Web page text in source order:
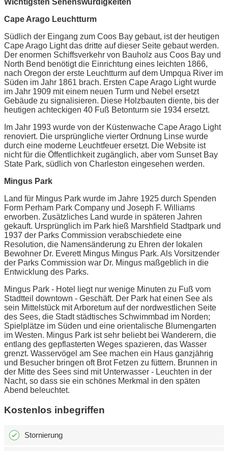
Wichtigsten Sehenswürdigkeiten
Cape Arago Leuchtturm
Südlich der Eingang zum Coos Bay gebaut, ist der heutigen
Cape Arago Light das dritte auf dieser Seite gebaut werden.
Der enormen Schiffsverkehr von Bauholz aus Coos Bay und
North Bend benötigt die Einrichtung eines leichten 1866,
nach Oregon der erste Leuchtturm auf dem Umpqua River im
Süden im Jahr 1861 brach. Ersten Cape Arago Light wurde
im Jahr 1909 mit einem neuen Turm und Nebel ersetzt
Gebäude zu signalisieren. Diese Holzbauten diente, bis der
heutigen achteckigen 40 Fuß Betonturm sie 1934 ersetzt.
Im Jahr 1993 wurde von der Küstenwache Cape Arago Light
renoviert. Die ursprüngliche vierter Ordnung Linse wurde
durch eine moderne Leuchtfeuer ersetzt. Die Website ist
nicht für die Öffentlichkeit zugänglich, aber vom Sunset Bay
State Park, südlich von Charleston eingesehen werden.
Mingus Park
Land für Mingus Park wurde im Jahre 1925 durch Spenden
Form Perham Park Company und Joseph F. Williams
erworben. Zusätzliches Land wurde in späteren Jahren
gekauft. Ursprünglich im Park hieß Marshfield Stadtpark und
1937 der Parks Commission verabschiedete eine
Resolution, die Namensänderung zu Ehren der lokalen
Bewohner Dr. Everett Mingus Mingus Park. Als Vorsitzender
der Parks Commission war Dr. Mingus maßgeblich in die
Entwicklung des Parks.
Mingus Park - Hotel liegt nur wenige Minuten zu Fuß vom
Stadtteil downtown - Geschäft. Der Park hat einen See als
sein Mittelstück mit Arboretum auf der nordwestlichen Seite
des Sees, die Stadt städtisches Schwimmbad im Norden;
Spielplätze im Süden und eine orientalische Blumengarten
im Westen. Mingus Park ist sehr beliebt bei Wanderern, die
entlang des gepflasterten Weges spazieren, das Wasser
grenzt. Wasservögel am See machen ein Haus ganzjährig
und Besucher bringen oft Brot Fetzen zu füttern. Brunnen in
der Mitte des Sees sind mit Unterwasser - Leuchten in der
Nacht, so dass sie ein schönes Merkmal in den späten
Abend beleuchtet.
Kostenlos inbegriffen
Stornierung